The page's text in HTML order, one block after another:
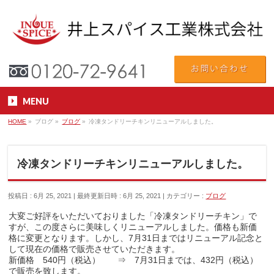
MENU
HOME » ブログ » ブログ » 冷凍タンドリーチキンリニューアルしました。
冷凍タンドリーチキンリニューアルしました。
投稿日 : 6月 25, 2021 最終更新日時 : 6月 25, 2021 カテゴリー : ブログ
大変ご好評をいただいておりました「冷凍タンドリーチキン」で
すが、この度さらに美味しくリニューアルしました。価格も新価
格に変更となります。しかし、7月31日まではリニューアル記念と
して現在の価格で販売させていただきます。
新価格 540円（税込） ⇒ 7月31日までは、432円（税込）
で販売を致します。